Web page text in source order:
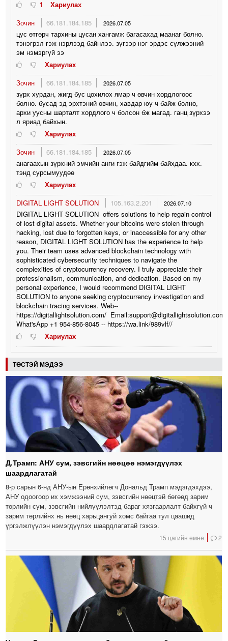
1
Хариулах
Зочин
66.181.184.185 2026.07.05
цус өтгөрч тархины цусан хангамж багасахад маанаг болно.
тэнэгрэл гэж нэрлээд байнлээ. зүгээр нэг эрдэс сүлжээний
эм нэмэргүй ээ
Хариулах
Зочин
66.181.184.185 2026.07.05
зүрх хурдан, жигд бус цохилох ямар ч өвчин хордлогоос
болно. бусад эд эрхтэний өвчин, хавдар юу ч байж болно,
архи уусны шарталт хордлого ч болсон бж магад. ганц зүрхээ
л яриад байхын.
Хариулах
Зочин
66.181.184.185 2026.07.05
анагаахын зүрхний эмчийн анги гэж байдгийм байхдаа. кхх.
тэнд сурсымуудөө
Хариулах
DIGITAL LIGHT SOLUTION
105.163.2.201 2026.07.10
DIGITAL LIGHT SOLUTION offers solutions to help regain control
of lost digital assets. Whether your bitcoins were stolen through
hacking, lost due to forgotten keys, or inaccessible for any other
reason, DIGITAL LIGHT SOLUTION has the experience to help
you. Their team uses advanced blockchain technology with
sophisticated cybersecurity techniques to navigate the
complexities of cryptocurrency recovery. I truly appreciate their
professionalism, communication, and dedication. Based on my
personal experience, I would recommend DIGITAL LIGHT
SOLUTION to anyone seeking cryptocurrency investigation and
blockchain tracing services. Web--
https://digitallightsolution.com/ Email:support@digitallightsolution.com/
What'sApp +1 954-856-8045 -- https://wa.link/989vlf//
Хариулах
ТӨСТЭЙ МЭДЭЭ
Д.Трамп: АНУ сум, зэвсгийн нөөцөө нэмэгдүүлэх
шаардлагатай
8-р сарын 6-нд АНУ-ын Ерөнхийлөгч Дональд Трамп мэдэгдэхдээ,
АНУ одоогоор их хэмжээний сум, зэвсгийн нөөцтэй бөгөөд зарим
төрлийн сум, зэвсгийн нийлүүлэлтэд бараг хязгаарлалт байхгүй ч
зарим төрлийнх нь нөөц харьцангуй хомс байгаа тул цаашид
үргэлжлүүлэн нэмэгдүүлэх шаардлагатай гэжээ.
15 цагийн өмнө 2